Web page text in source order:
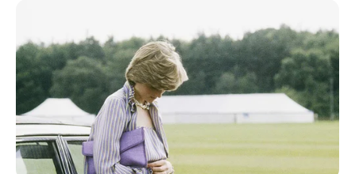
Quais almofadas artesanais que
combinam com sua decoração?
Vamos agora falar sobre as muitas opções de
almofadas que podemos contar para decoração
de sala. Bem, é claro que existem lindas peças à
venda nas lojas. Mas por que não fazemos nossas